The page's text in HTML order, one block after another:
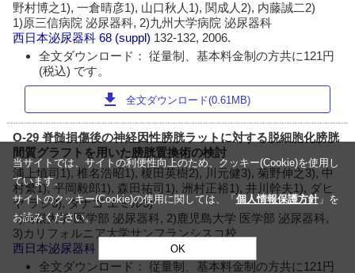
野村博之1), 一倉晴彦1), 山口秋人1), 関成人2), 内藤誠二2)
1)原三信病院 泌尿器科, 2)九州大学病院 泌尿器科
西日本泌尿器科 68 (suppl) 132-132, 2006.
全文ダウンロード： 従量制、基本料金制の方共に121円
(税込) です。
download 全文ダウンロード(0.61MB)
O-29 脊髄損傷後の神経因性膀胱ラットに対する脱細胞化膀胱
間質グラフトを用いた膀胱置換術の検討
浦上慎司1), 椎名浩昭1), 榎田英樹2), 川元健3), 菊野伸之3), 中
村繁1), 平岡毅郎1), 森田祐司1), 洲村正裕1), 井川幹夫1), ダヒ
ヤ ラジ3), タナゴ エミル3)
1)島根大学 医学部 泌尿器科, 2)鹿児島大学 医学部 泌尿器科,
3)カリフォルニア大学サンフランシスコ校
西日本泌尿器科
133-133, 2006.
全文ダウンロード： 従量制、基本料金制の方共に121円
当サイトでは、サイトの利便性向上のため、クッキー(Cookie)を使用し
ています。
サイトのクッキー(Cookie)の使用に関しては、「 個人情報保護方針」を
お読みください。
OK